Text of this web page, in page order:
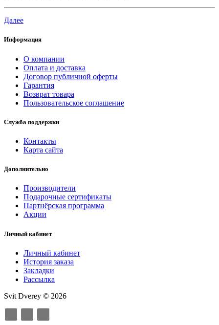
Далее
Информация
О компании
Оплата и доставка
Договор публичной оферты
Гарантия
Возврат товара
Пользовательское соглашение
Служба поддержки
Контакты
Карта сайта
Дополнительно
Производители
Подарочные сертификаты
Партнёрская программа
Акции
Личный кабинет
Личный кабинет
История заказа
Закладки
Рассылка
Svit Dverey © 2026